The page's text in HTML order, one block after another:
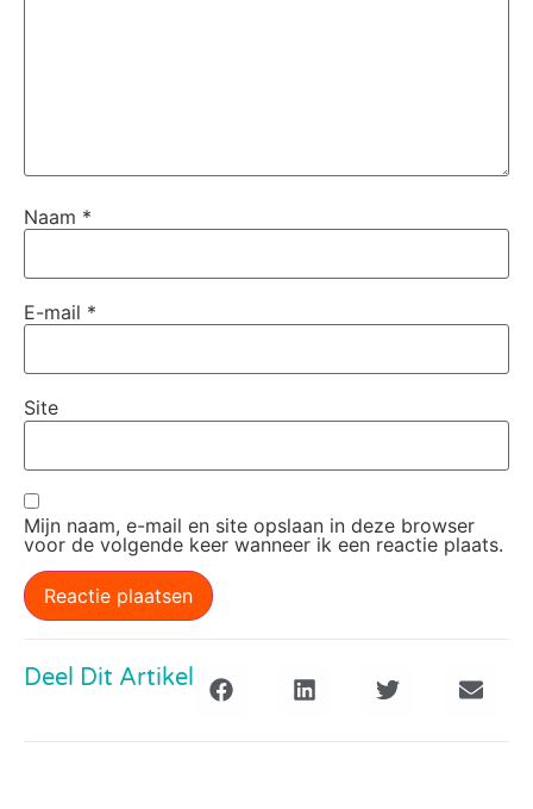
Naam *
E-mail *
Site
Mijn naam, e-mail en site opslaan in deze browser
voor de volgende keer wanneer ik een reactie plaats.
Deel Dit Artikel